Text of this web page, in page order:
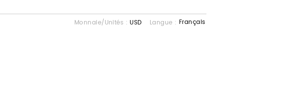
Monnaie/Unités : USD Langue : Français